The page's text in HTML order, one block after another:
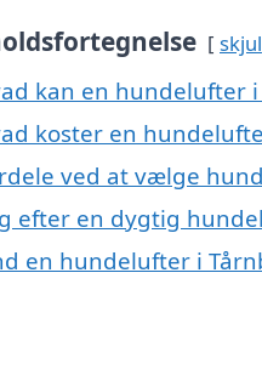
skjul
kan en hundelufter
koster en
ved at vælge
efter en dygtig
en hundelufter i